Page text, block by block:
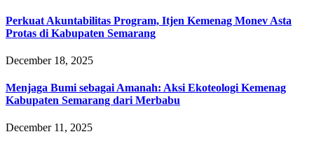
Perkuat Akuntabilitas Program, Itjen Kemenag Monev Asta
Protas di Kabupaten Semarang
December 18, 2025
Menjaga Bumi sebagai Amanah: Aksi Ekoteologi Kemenag
Kabupaten Semarang dari Merbabu
December 11, 2025